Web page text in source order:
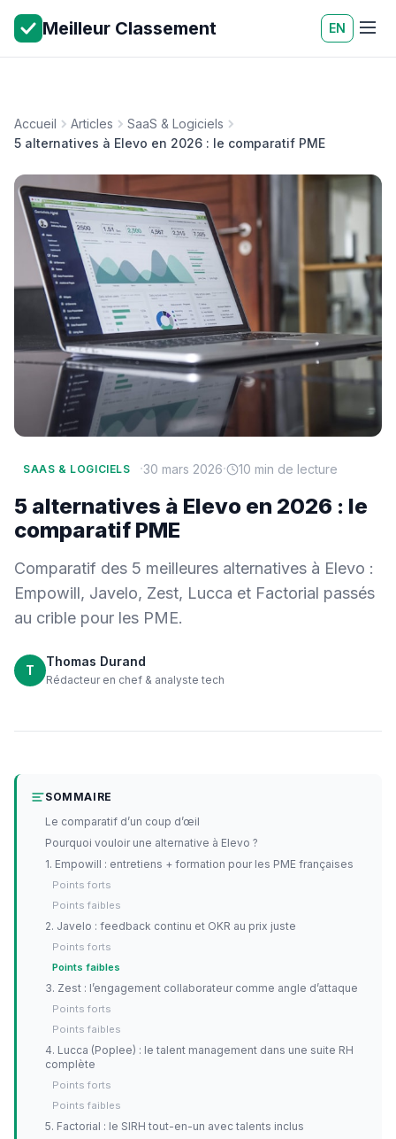
Meilleur Classement EN
Accueil Articles
SaaS & Logiciels
5 alternatives à Elevo en 2026 : le comparatif PME
SAAS & LOGICIELS ·30 mars 2026· 10 min de lecture
5 alternatives à Elevo en 2026 : le
comparatif PME
Comparatif des 5 meilleures alternatives à Elevo :
Empowill, Javelo, Zest, Lucca et Factorial passés
au crible pour les PME.
T
Thomas Durand
Rédacteur en chef & analyste tech
SOMMAIRE
Le comparatif d’un coup d’œil
Pourquoi vouloir une alternative à Elevo ?
1. Empowill : entretiens + formation pour les PME françaises
Points forts
Points faibles
2. Javelo : feedback continu et OKR au prix juste
Points forts
Points faibles
3. Zest : l’engagement collaborateur comme angle d’attaque
Points forts
Points faibles
4. Lucca (Poplee) : le talent management dans une suite RH
complète
Points forts
Points faibles
5. Factorial : le SIRH tout-en-un avec talents inclus